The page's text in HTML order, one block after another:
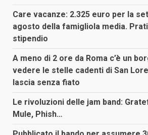
Care vacanze: 2.325 euro per la
agosto della famigliola media.
stipendio
A meno di 2 ore da Roma c’è un
vedere le stelle cadenti di San
lascia senza fiato
Le rivoluzioni delle jam band:
Mule, Phish…